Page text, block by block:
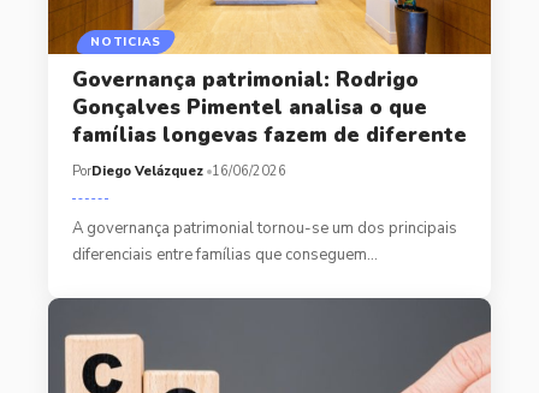
NOTICIAS
Governança patrimonial: Rodrigo
Gonçalves Pimentel analisa o que
famílias longevas fazem de diferente
PorDiego Velázquez 16/06/2026
A governança patrimonial tornou-se um dos principais
diferenciais entre famílias que conseguem…